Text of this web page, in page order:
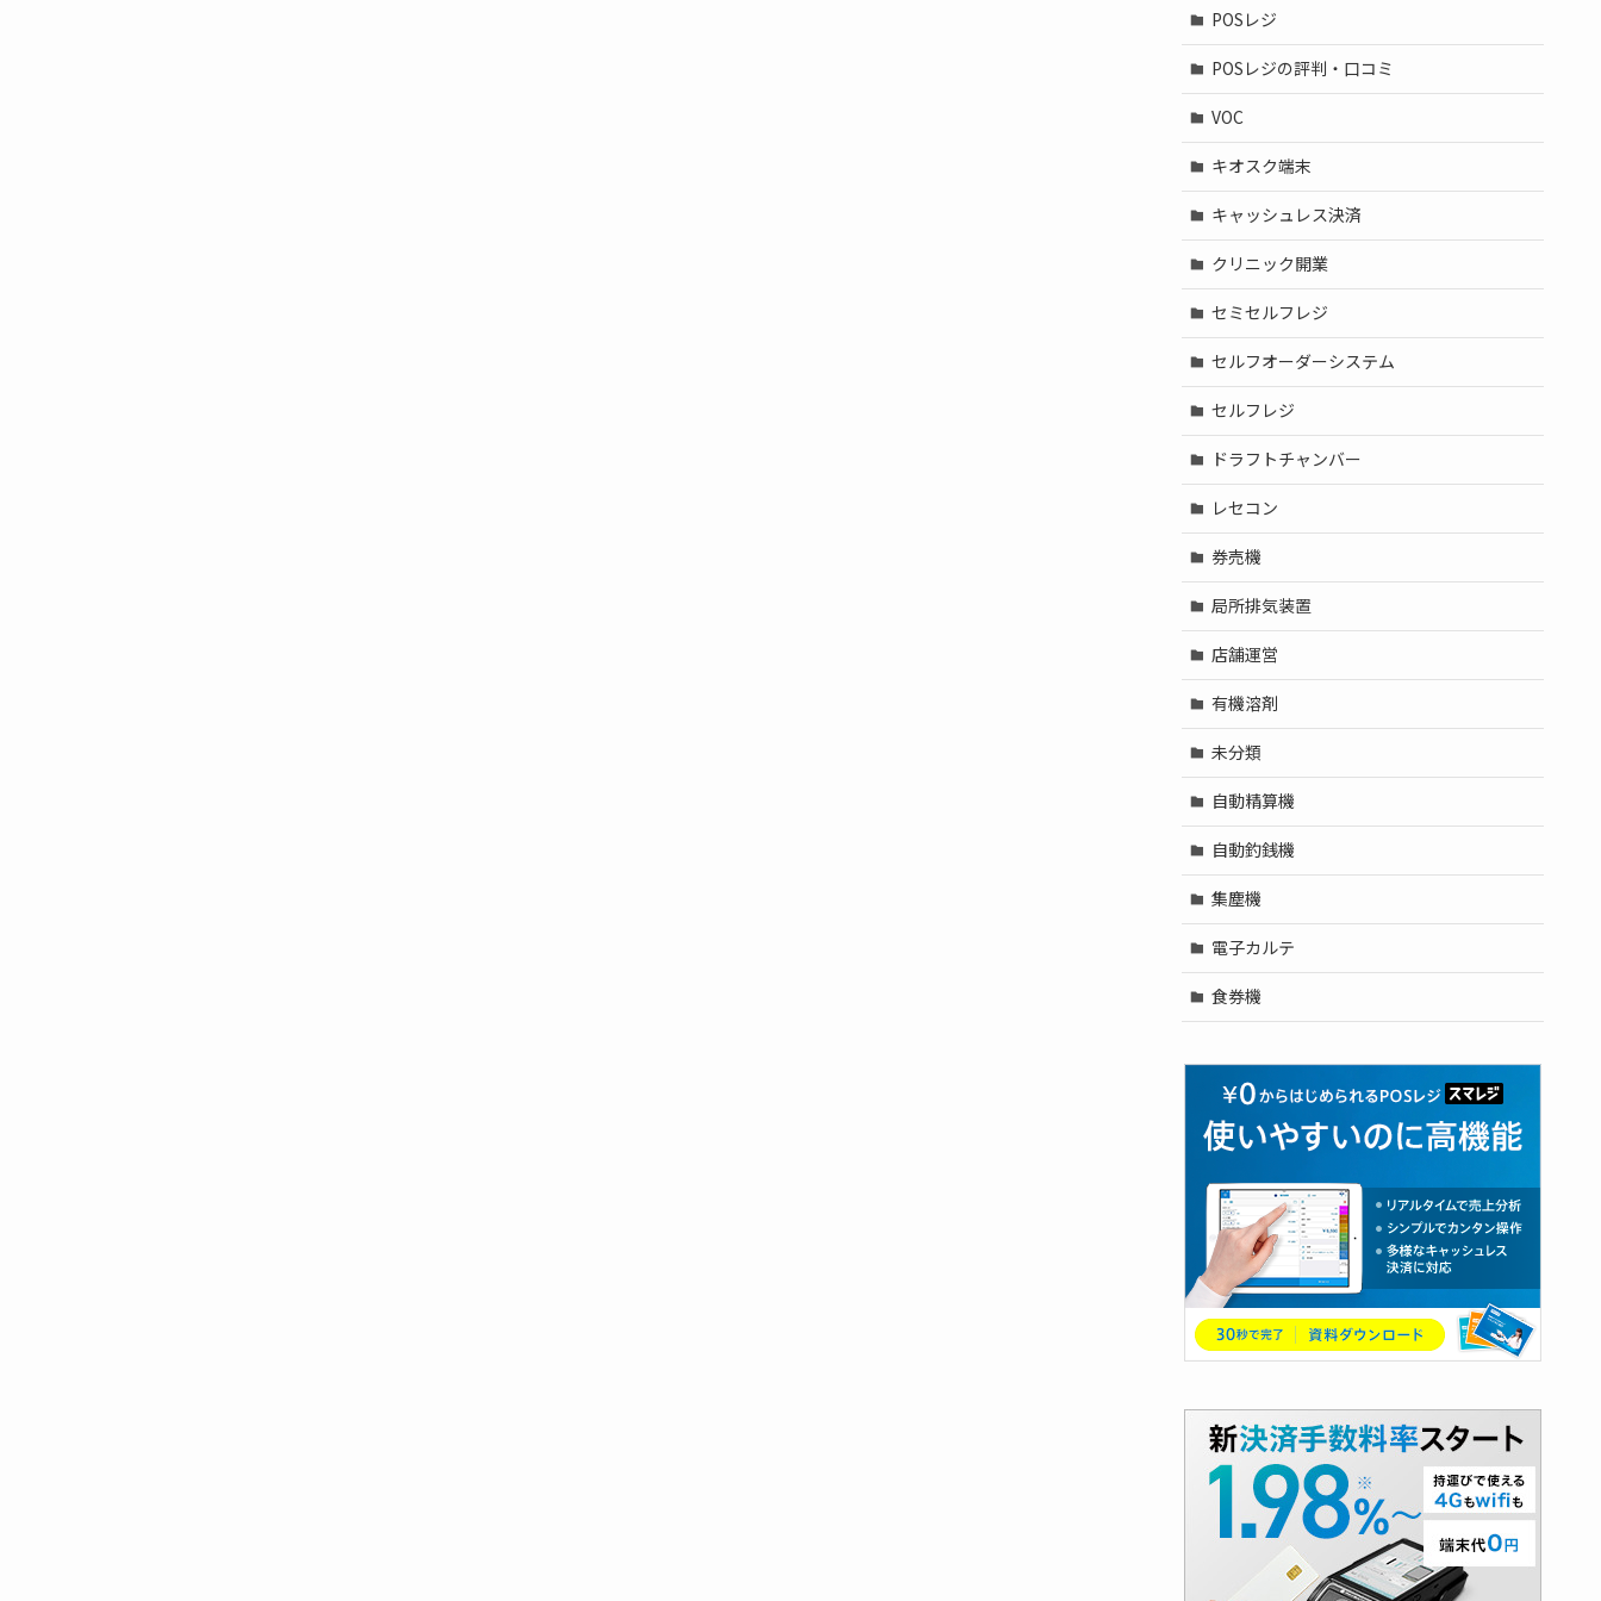
POSレジ
POSレジの評判・口コミ
VOC
キオスク端末
キャッシュレス決済
クリニック開業
セミセルフレジ
セルフオーダーシステム
セルフレジ
ドラフトチャンバー
レセコン
券売機
局所排気装置
店舗運営
有機溶剤
未分類
自動精算機
自動釣銭機
集塵機
電子カルテ
食券機